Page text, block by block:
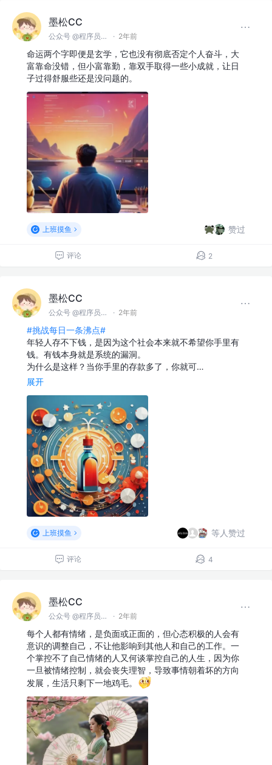
墨松CC
公众号 @程序员墨松 · 2年前
命运两个字即便是玄学，它也没有彻底否定个人奋斗，大
富靠命没错，但小富靠勤，靠双手取得一些小成就，让日
子过得舒服些还是没问题的。
上班摸鱼 赞过
评论 2
墨松CC
公众号 @程序员墨松 · 2年前
#挑战每日一条沸点#
年轻人存不下钱，是因为这个社会本来就不希望你手里有
钱。有钱本身就是系统的漏洞。
为什么是这样？当你手里的存款多了，你就可…
展开
上班摸鱼 等人赞过
评论 4
墨松CC
公众号 @程序员墨松 · 2年前
每个人都有情绪，是负面或正面的，但心态积极的人会有
意识的调整自己，不让他影响到其他人和自己的工作。一
个掌控不了自己情绪的人又何谈掌控自己的人生，因为你
一旦被情绪控制，就会丧失理智，导致事情朝着坏的方向
发展，生活只剩下一地鸡毛。